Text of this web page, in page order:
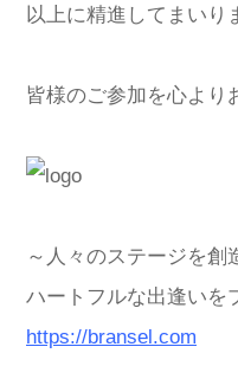
以上に精進してまいり
皆様のご参加を心より
～人々のステージを創
ハートフルな出逢いを
https://bransel.com